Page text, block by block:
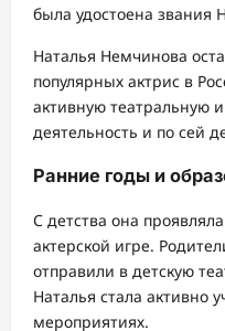
была удостоена звания
Наталья Немчинова
популярных актрис в
активную театральную
деятельность и по сей
Ранние годы и
С детства она
актерской игре.
отправили в детскую
Наталья стала активно
мероприятиях.